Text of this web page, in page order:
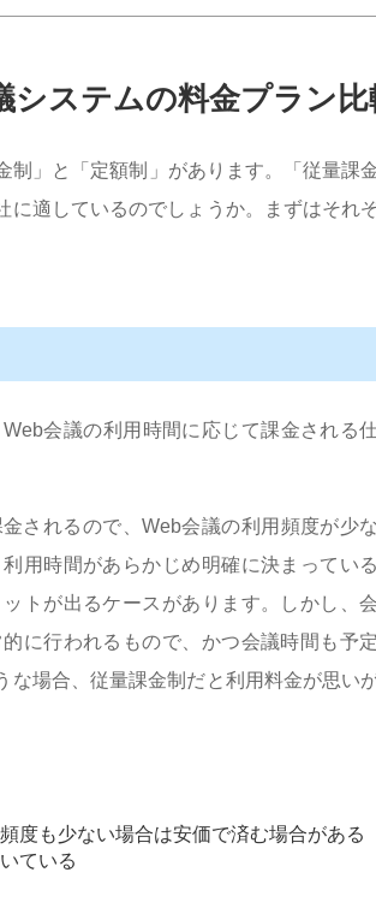
ステムの料金プラン比
」と「定額制」があります。「従量課
に適しているのでしょうか。まずはそれ
会議の利用時間に応じて課金される
されるので、Web会議の利用頻度が少
用時間があらかじめ明確に決まってい
トが出るケースがあります。しかし、
に行われるもので、かつ会議時間も予
場合、従量課金制だと利用料金が思い
度も少ない場合は安価で済む場合がある
ている